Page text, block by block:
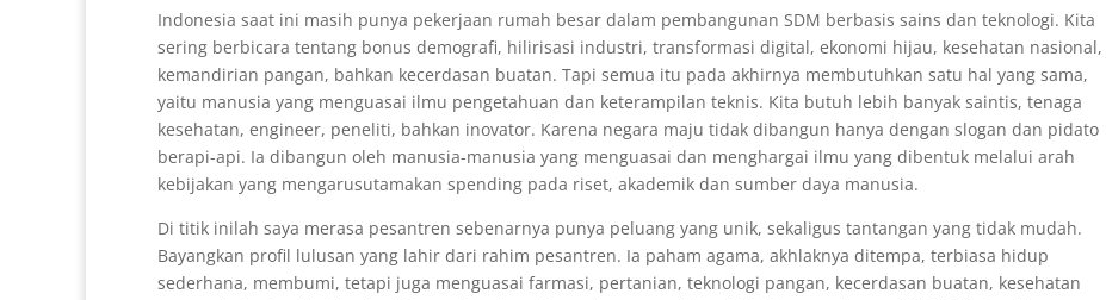
Indonesia saat ini masih punya pekerjaan rumah besar dalam pembangunan SDM berbasis sains dan teknologi. Kita
sering berbicara tentang bonus demografi, hilirisasi industri, transformasi digital, ekonomi hijau, kesehatan nasional,
kemandirian pangan, bahkan kecerdasan buatan. Tapi semua itu pada akhirnya membutuhkan satu hal yang sama,
yaitu manusia yang menguasai ilmu pengetahuan dan keterampilan teknis. Kita butuh lebih banyak saintis, tenaga
kesehatan, engineer, peneliti, bahkan inovator. Karena negara maju tidak dibangun hanya dengan slogan dan pidato
berapi-api. Ia dibangun oleh manusia-manusia yang menguasai dan menghargai ilmu yang dibentuk melalui arah
kebijakan yang mengarusutamakan spending pada riset, akademik dan sumber daya manusia.
Di titik inilah saya merasa pesantren sebenarnya punya peluang yang unik, sekaligus tantangan yang tidak mudah.
Bayangkan profil lulusan yang lahir dari rahim pesantren. Ia paham agama, akhlaknya ditempa, terbiasa hidup
sederhana, membumi, tetapi juga menguasai farmasi, pertanian, teknologi pangan, kecerdasan buatan, kesehatan